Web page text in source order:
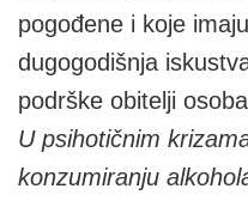
pogođene i koje
dugogodišnja
podrške obitelji
U psihotičnim
konzumiranju